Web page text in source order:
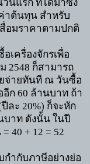
วันแรก ที่ได้มาซึ่ง
าต้นทุน สำหรับ
อมราคาตามปกติ
เครื่องจักรเพื่อ
2548 ก็สามารถ
จ่ายทันที ณ วันซื้อ
อีก 60 ล้านบาท ถ้า
ละ 20%) ก็จะหัก
บาท ดังนั้น ในปี
= 40 + 12 = 52
กำกับภาษีอย่างย่อ